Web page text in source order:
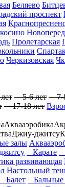
Беляево
проспект
Пролетарская
Черкизовская
5-6 лет 7-8
17-18 лет
Аквааэробика
Джиу-джитсу
залы
Карате
развивающая
Настольный
Балет Бальные